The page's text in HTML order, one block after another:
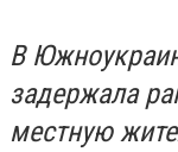
В
задержала
местную